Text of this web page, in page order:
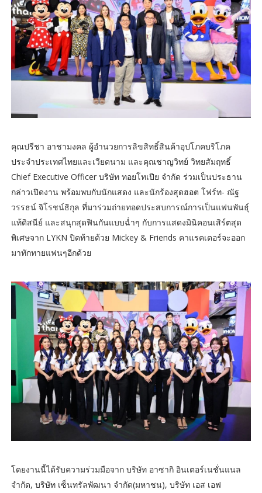
คุณปรีชา อาชามงคล ผู้อำนวยการลิขสิทธิ์สินค้าอุปโภคบริโภค
ประจำประเทศไทยและเวียดนาม และคุณชาญวิทย์ วิทยสัมฤทธิ์
Chief Executive Officer บริษัท ทอยโทเปีย จำกัด ร่วมเป็นประธาน
กล่าวเปิดงาน พร้อมพบกับนักแสดง และนักร้องสุดฮอต โฟร์ท- ณัฐ
วรรธน์ จิโรชน์ธิกุล ที่มาร่วมถ่ายทอดประสบการณ์การเป็นแฟนพันธุ์
แท้ดิสนีย์ และสนุกสุดฟินกันแบบฉ่ำๆ กับการแสดงมินิคอนเสิร์ตสุด
พิเศษจาก LYKN ปิดท้ายด้วย Mickey & Friends คาแรคเตอร์จะออก
มาทักทายแฟนๆอีกด้วย
โดยงานนี้ได้รับความร่วมมือจาก บริษัท อาซากิ อินเตอร์เนชั่นแนล
จำกัด, บริษัท เซ็นทรัลพัฒนา จำกัด(มหาชน), บริษัท เอส เอฟ